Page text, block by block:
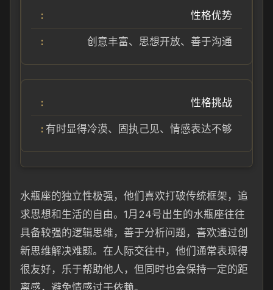
性格优势
创意丰富、思想开放、善于沟通
性格挑战
有时显得冷漠、固执己见、情感表达不够
水瓶座的独立性极强，他们喜欢打破传统框架，追
求思想和生活的自由。1月24号出生的水瓶座往往
具备较强的逻辑思维，善于分析问题，喜欢通过创
新思维解决难题。在人际交往中，他们通常表现得
很友好，乐于帮助他人，但同时也会保持一定的距
离感，避免情感过于依赖。